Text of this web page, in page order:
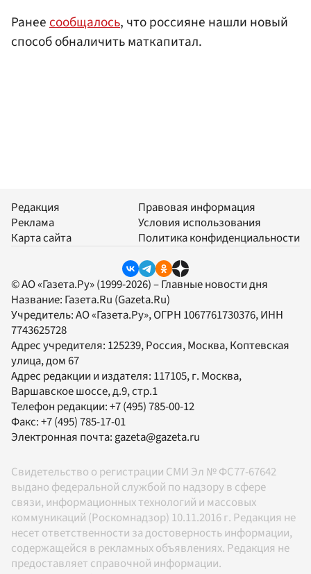
Ранеесообщалось, что россияне нашли новый
способ обналичить маткапитал.
Редакция
Реклама
Карта сайта
Правовая информация
Условия использования
Политика конфиденциальности
© АО «Газета.Ру» (1999-2026) – Главные новости дня
Название: Газета.Ru (Gazeta.Ru)
Учредитель:АО «Газета.Ру», ОГРН 1067761730376, ИНН
7743625728
Адрес учредителя: 125239, Россия, Москва, Коптевская
улица, дом 67
Адрес редакции и издателя: 117105, г. Москва,
Варшавское шоссе, д.9, стр.1
Телефон редакции:+7 (495) 785-00-12
Факс:+7 (495) 785-17-01
Электронная почта: gazeta@gazeta.ru
Свидетельство о регистрации СМИ Эл № ФС77-67642
выдано федеральной службой по надзору в сфере
связи, информационных технологий и массовых
коммуникаций (Роскомнадзор) 10.11.2016 г. Редакция не
несет ответственности за достоверность информации,
содержащейся в рекламных объявлениях. Редакция не
предоставляет справочной информации.